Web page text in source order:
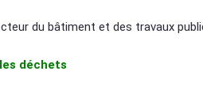
du bâtiment et des travaux
déchets